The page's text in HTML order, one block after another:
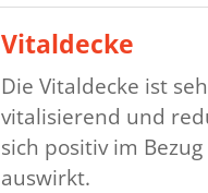
Vitaldecke
Die Vitaldecke ist
vitalisierend und
sich positiv im
auswirkt.